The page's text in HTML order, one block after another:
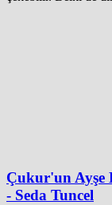
Çukur'un Ayşe
- Seda Tuncel